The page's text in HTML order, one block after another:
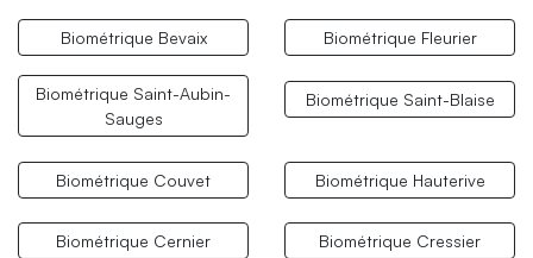
Biométrique Bevaix Biométrique Fleurier
Biométrique Saint-Aubin-
Sauges
Biométrique Saint-Blaise
Biométrique Couvet Biométrique Hauterive
Biométrique Cernier Biométrique Cressier